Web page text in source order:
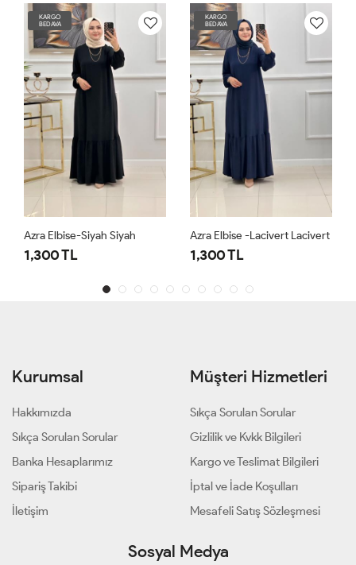
KARGO
BEDAVA
Azra Elbise-Siyah Siyah
1,300 TL
KARGO
BEDAVA
Azra Elbise -Lacivert Lacivert
1,300 TL
Kurumsal
Hakkımızda
Sıkça Sorulan Sorular
Banka Hesaplarımız
Sipariş Takibi
İletişim
Müşteri Hizmetleri
Sıkça Sorulan Sorular
Gizlilik ve Kvkk Bilgileri
Kargo ve Teslimat Bilgileri
İptal ve İade Koşulları
Mesafeli Satış Sözleşmesi
Sosyal Medya